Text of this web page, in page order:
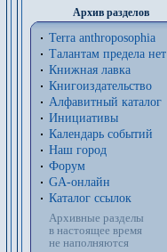
Архив разделов
Terra anthroposophia
Талантам предела нет
Книжная лавка
Книгоиздательство
Алфавитный каталог
Инициативы
Календарь событий
Наш город
Форум
GA-онлайн
Каталог ссылок
Архивные разделы
в настоящее время
не наполняются